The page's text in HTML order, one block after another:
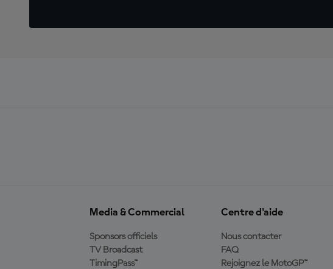
Media & Commercial
Sponsors officiels
TV Broadcast
TimingPass™
Centre d'aide
Nous contacter
FAQ
Rejoignez le MotoGP™